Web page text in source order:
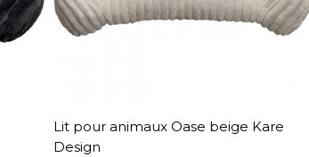
Lit pour animaux Oase beige Kare
Design